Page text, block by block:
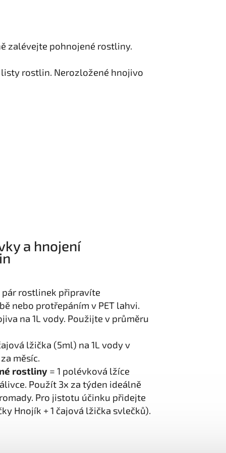
zalévejte pohnojené rostliny.
rostlin. Nerozložené hnojivo
a hnojení
rostlinek připravíte
nebo protřepáním v PET lahvi.
na 1L vody. Použijte v průměru
lžička (5ml) na 1L vody v
měsíc.
rostliny = 1 polévková lžíce
Použít 3x za týden ideálně
Pro jistotu účinku přidejte
Hnojík + 1 čajová lžička svlečků).